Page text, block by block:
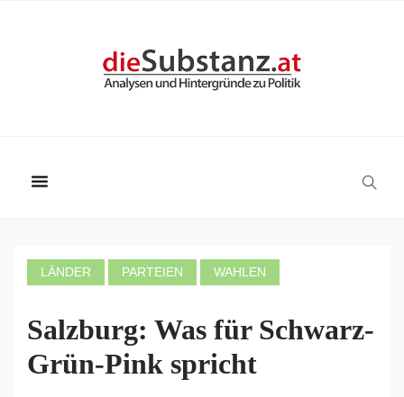
LÄNDER PARTEIEN WAHLEN
Salzburg: Was für Schwarz-
Grün-Pink spricht